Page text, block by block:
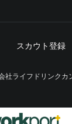
スカウト登録
社ライフドリンクカ